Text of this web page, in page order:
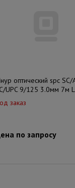
оптический spc SC/
UPC 9/125 3.0мм 7м
заказ
по запросу